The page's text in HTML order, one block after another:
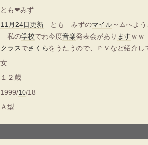
とも❤みず
11月24日更新 とも みずのマイル～ムへよ
私の学校でわ今度音楽発表会があり ますｗｗ
クラスでさくらをうたうので、ＰＶなど紹
女
１２歳
1999/10/18
Ａ型